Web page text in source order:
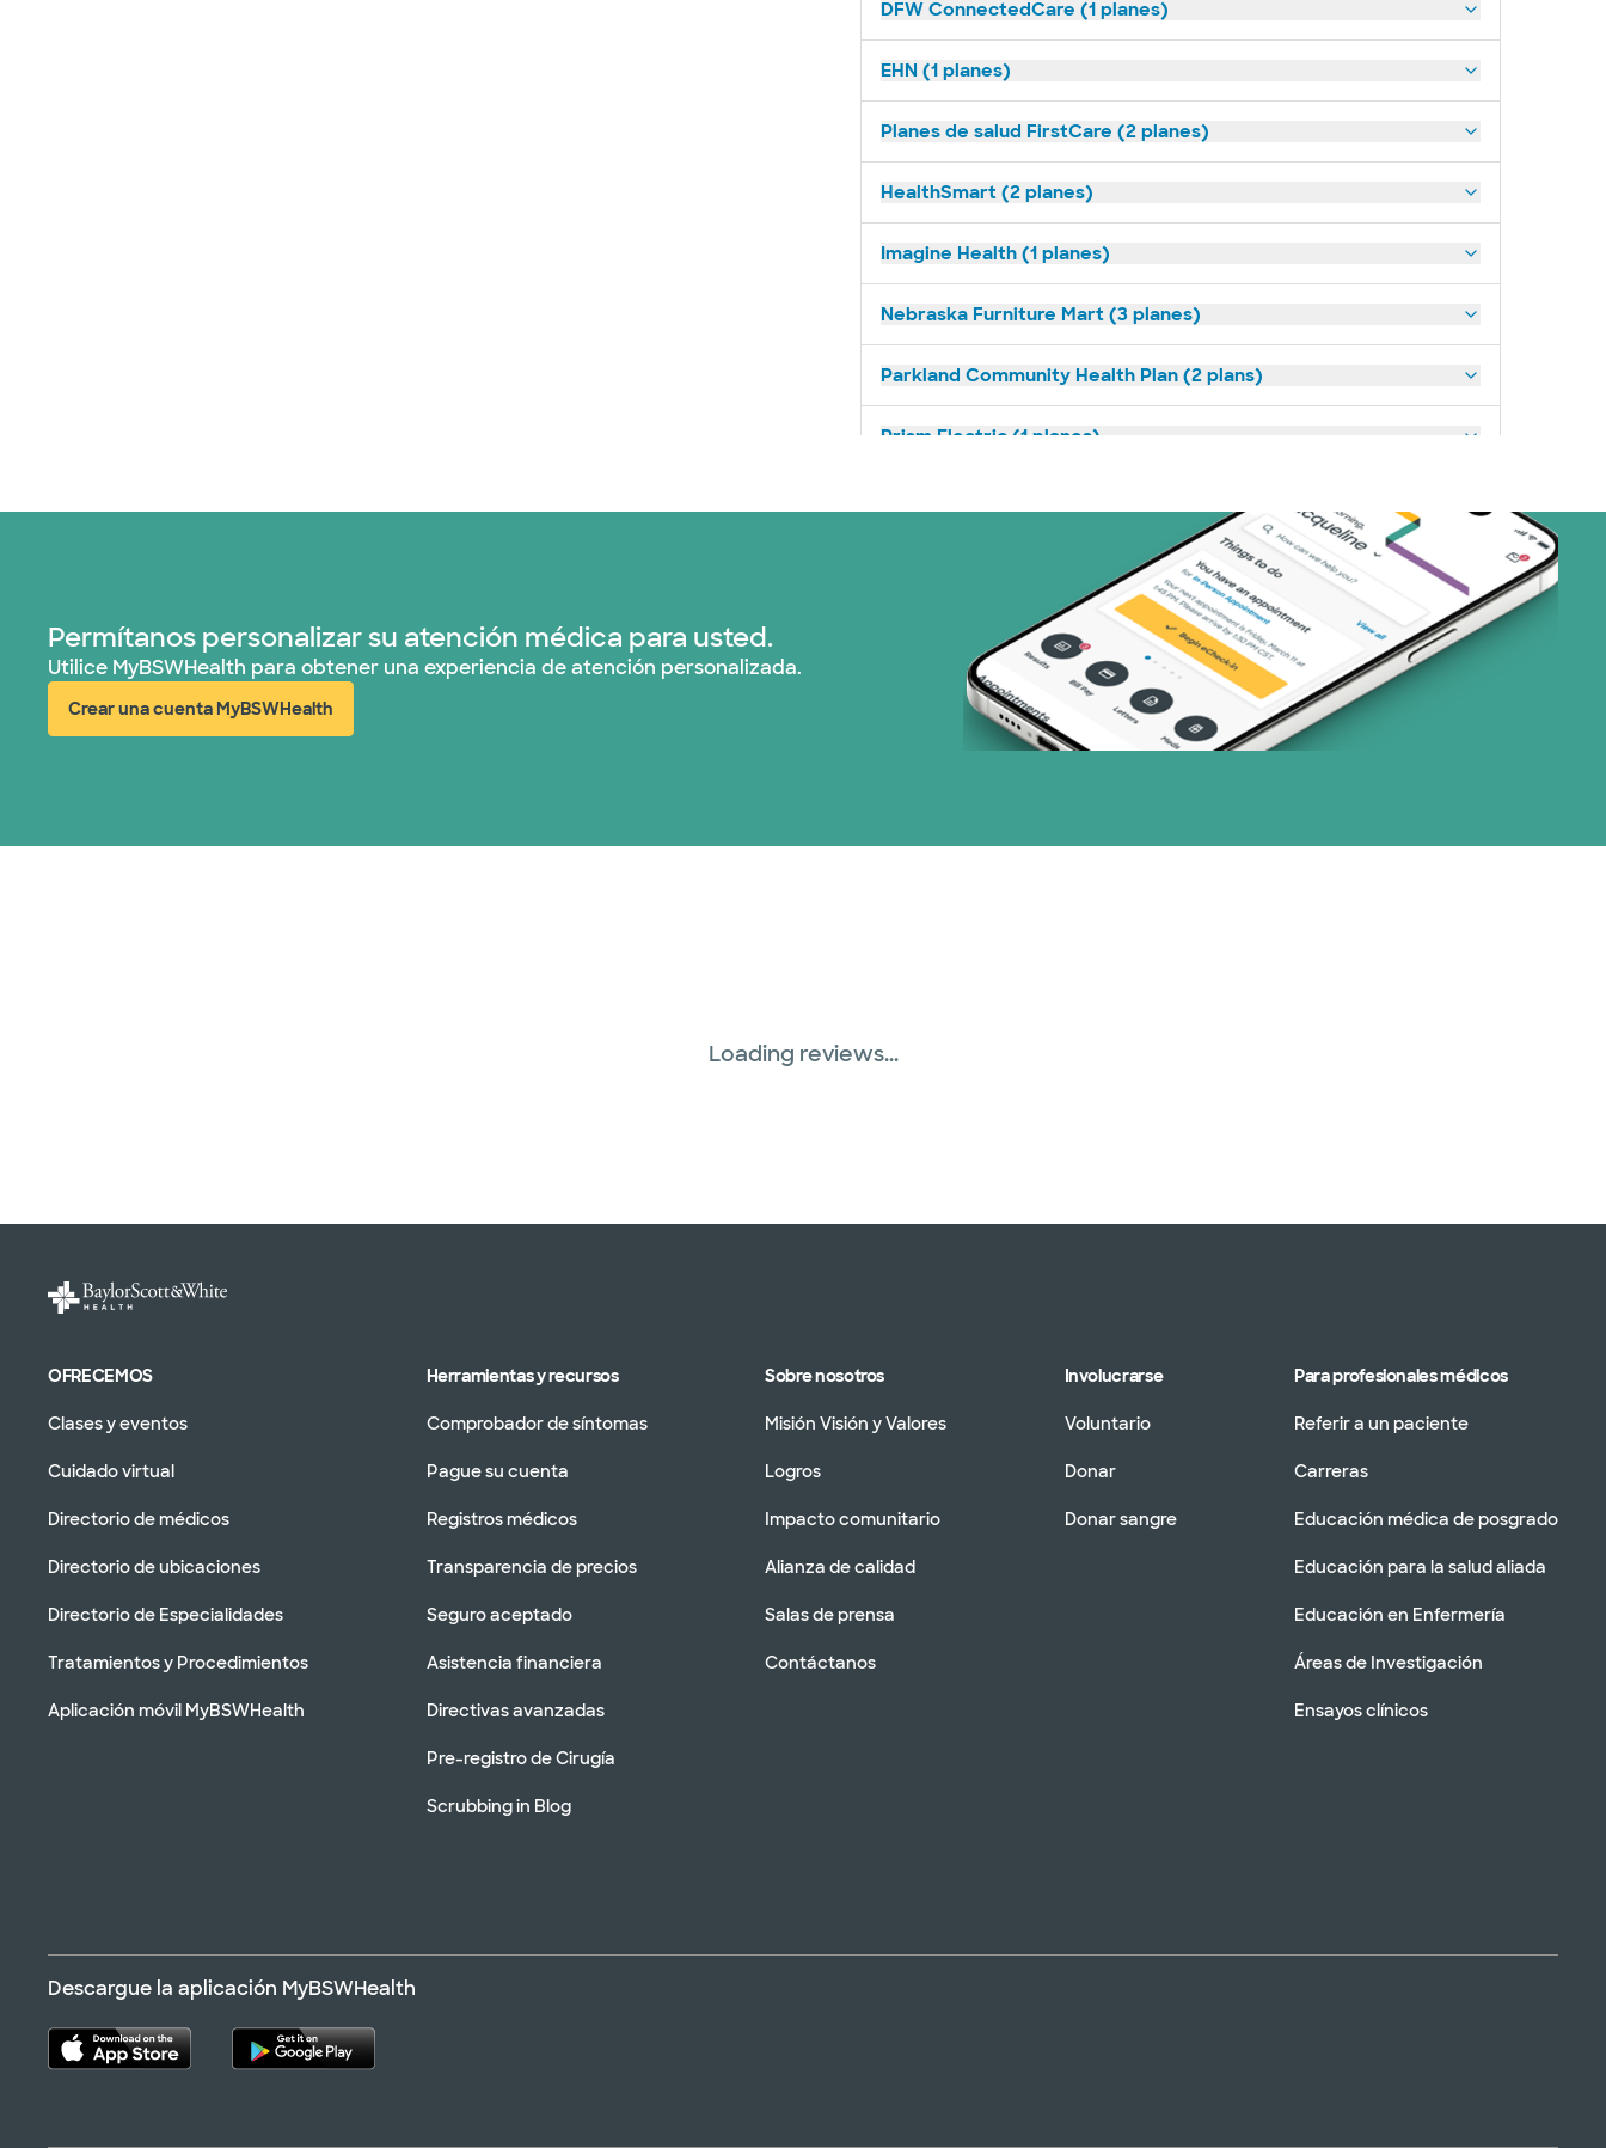
DFW ConnectedCare (1 planes)
EHN (1 planes)
Planes de salud FirstCare (2 planes)
HealthSmart (2 planes)
Imagine Health (1 planes)
Nebraska Furniture Mart (3 planes)
Parkland Community Health Plan (2 plans)
Prism Electric (1 planes)
United HealthCare (23 planes)
WellMed (11 planes)
Permítanos personalizar su atención médica para usted.
Utilice MyBSWHealth para obtener una experiencia de atención personalizada.
Crear una cuenta MyBSWHealth
(abre en ventana nueva)
Loading reviews...
OFRECEMOS
Clases y eventos
Cuidado virtual
Directorio de médicos
Directorio de ubicaciones
Directorio de Especialidades
Tratamientos y Procedimientos
Aplicación móvil MyBSWHealth
Herramientas y recursos
Comprobador de síntomas
Pague su cuenta
Registros médicos
Transparencia de precios
Seguro aceptado
Asistencia financiera
Directivas avanzadas
Pre-registro de Cirugía
Scrubbing in Blog
Sobre nosotros
Misión Visión y Valores
Logros
Impacto comunitario
Alianza de calidad
Salas de prensa
Contáctanos
Involucrarse
Voluntario
Donar
Donar sangre
Para profesionales médicos
Referir a un paciente
Carreras
Educación médica de posgrado
Educación para la salud aliada
Educación en Enfermería
Áreas de Investigación
Ensayos clínicos
Descargue la aplicación MyBSWHealth